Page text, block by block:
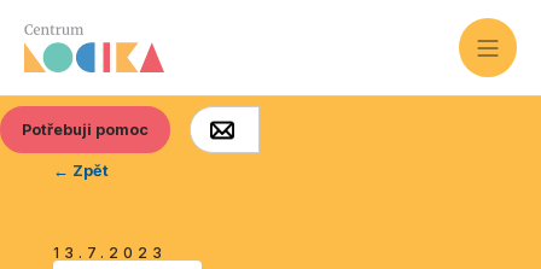
Potřebuji pomoc
← Zpět
13.7.2023